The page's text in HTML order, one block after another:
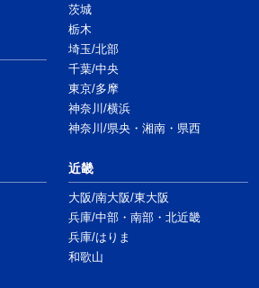
茨城
栃木
埼玉/北部
千葉/中央
東京/多摩
神奈川/横浜
神奈川/県央・湘南・県西
近畿
大阪/南大阪/東大阪
兵庫/中部・南部・北近畿
兵庫/はりま
和歌山